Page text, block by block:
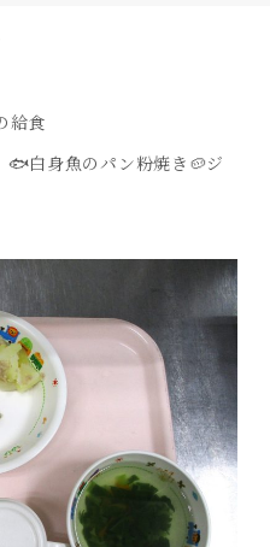
給食
白身魚のパン粉焼き🥔ジ